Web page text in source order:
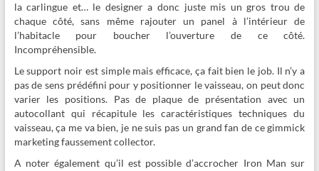
la carlingue et… le designer a donc juste mis un gros trou de
chaque côté, sans même rajouter un panel à l’intérieur de
l’habitacle pour boucher l’ouverture de ce côté.
Incompréhensible.
Le support noir est simple mais efficace, ça fait bien le job. Il n’y a
pas de sens prédéfini pour y positionner le vaisseau, on peut donc
varier les positions. Pas de plaque de présentation avec un
autocollant qui récapitule les caractéristiques techniques du
vaisseau, ça me va bien, je ne suis pas un grand fan de ce gimmick
marketing faussement collector.
A noter également qu’il est possible d’accrocher Iron Man sur